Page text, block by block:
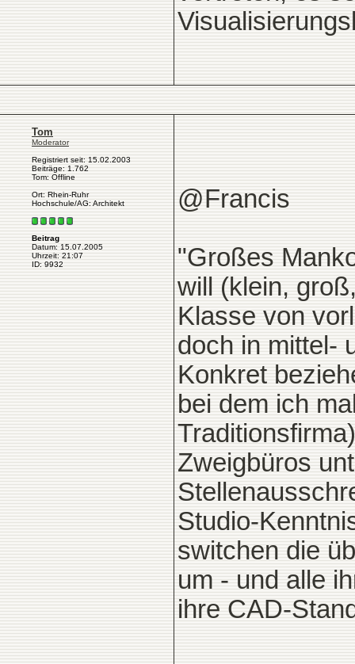
Tom
Moderator
Registriert seit: 15.02.2003
Beiträge: 1.762
Tom: Offline
Ort: Rhein-Ruhr
Hochschule/AG: Architekt
Beitrag
Datum: 15.07.2005
Uhrzeit: 21:07
ID: 9932
@Francis
"Großes
will (klein,
Klasse von
doch in mittel-
Konkret
bei dem ich
Zweigbüros
Studio-
switchen die
um - und alle
ihre CAD-